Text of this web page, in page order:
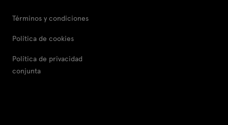
Términos y condiciones
Política de cookies
Política de privacidad
conjunta